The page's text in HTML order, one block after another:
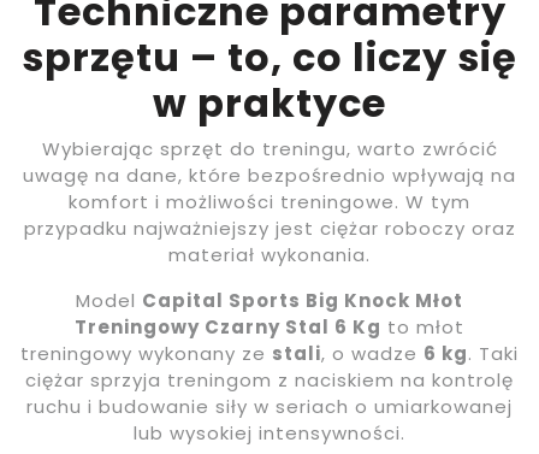
Techniczne parametry
sprzętu – to, co liczy się
w praktyce
Wybierając sprzęt do treningu, warto zwrócić
uwagę na dane, które bezpośrednio wpływają na
komfort i możliwości treningowe. W tym
przypadku najważniejszy jest ciężar roboczy oraz
materiał wykonania.
Model Capital Sports Big Knock Młot
Treningowy Czarny Stal 6 Kg to młot
treningowy wykonany ze stali, o wadze 6 kg. Taki
ciężar sprzyja treningom z naciskiem na kontrolę
ruchu i budowanie siły w seriach o umiarkowanej
lub wysokiej intensywności.